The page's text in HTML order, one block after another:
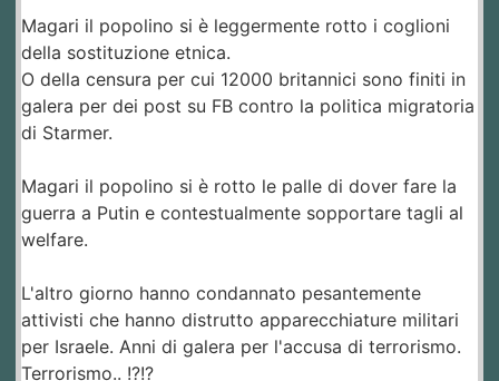
Magari il popolino si è leggermente rotto i coglioni
della sostituzione etnica.
O della censura per cui 12000 britannici sono finiti in
galera per dei post su FB contro la politica migratoria
di Starmer.
Magari il popolino si è rotto le palle di dover fare la
guerra a Putin e contestualmente sopportare tagli al
welfare.
L'altro giorno hanno condannato pesantemente
attivisti che hanno distrutto apparecchiature militari
per Israele. Anni di galera per l'accusa di terrorismo.
Terrorismo.. !?!?